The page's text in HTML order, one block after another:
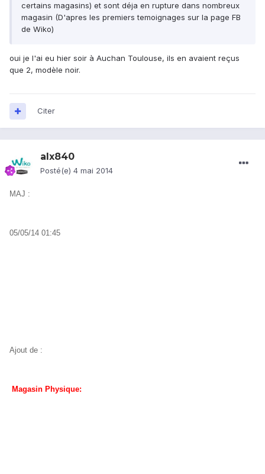
certains magasins) et sont déja en rupture dans nombreux
magasin (D'apres les premiers temoignages sur la page FB
de Wiko)
oui je l'ai eu hier soir à Auchan Toulouse, ils en avaient reçus
que 2, modèle noir.
Citer
alx840
Posté(e) 4 mai 2014
MAJ :
05/05/14 01:45
Ajout de :
Magasin Physique: